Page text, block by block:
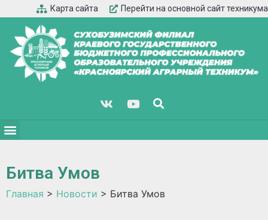
Карта сайта Перейти на основной сайт техникума
Битва Умов
Главная > Новости > Битва Умов